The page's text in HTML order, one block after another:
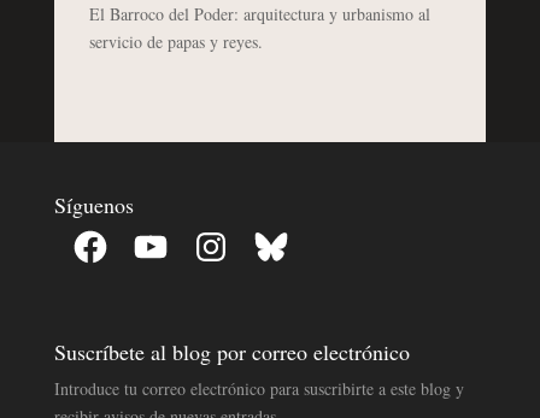
El Barroco del Poder: arquitectura y urbanismo al
servicio de papas y reyes.
Síguenos
Facebook YouTube InstagramBluesky
Suscríbete al blog por correo electrónico
Introduce tu correo electrónico para suscribirte a este blog y